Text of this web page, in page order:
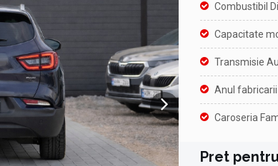
Combustibil
Capacitate
Transmisie
Anul
Caroseria
Pret